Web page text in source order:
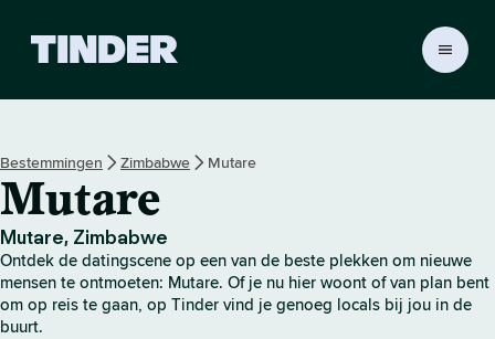
r
e
p
a
Bestemmingen Zimbabwe Mutare
Mutare
Mutare, Zimbabwe
Ontdek de datingscene op een van de beste plekken om nieuwe
mensen te ontmoeten: Mutare. Of je nu hier woont of van plan bent
om op reis te gaan, op Tinder vind je genoeg locals bij jou in de
buurt.